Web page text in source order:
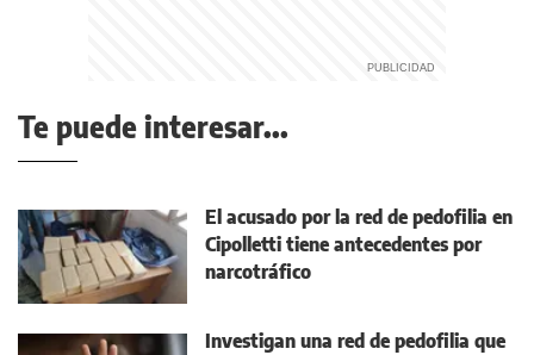
Te puede interesar...
El acusado por la red de pedofilia en
Cipolletti tiene antecedentes por
narcotráfico
Investigan una red de pedofilia que